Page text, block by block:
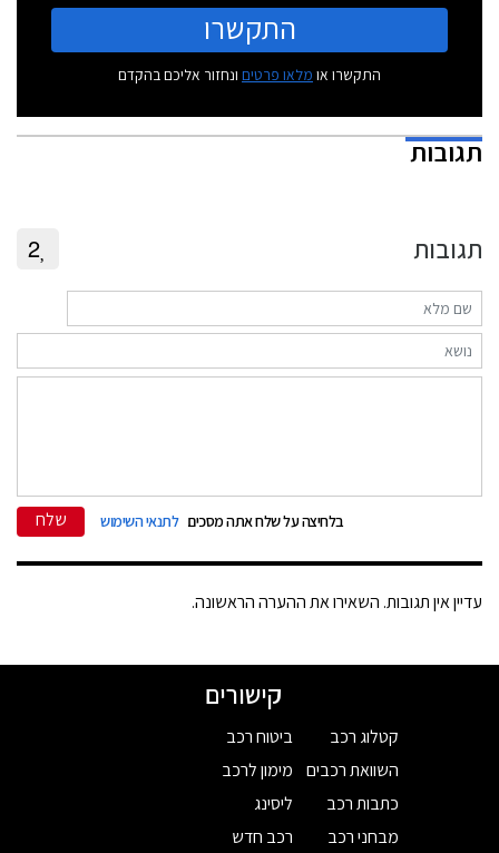
התקשרו
התקשרו או מלאו פרטים ונחזור אליכם בהקדם
תגובות
תגובות 2
בלחיצה על שלח אתה מסכים לתנאי השימוש שלח
עדיין אין תגובות. השאירו את ההערה הראשונה.
קישורים
קטלוג רכב
השוואת רכבים
כתבות רכב
מבחני רכב
ביטוח רכב
מימון לרכב
ליסינג
רכב חדש